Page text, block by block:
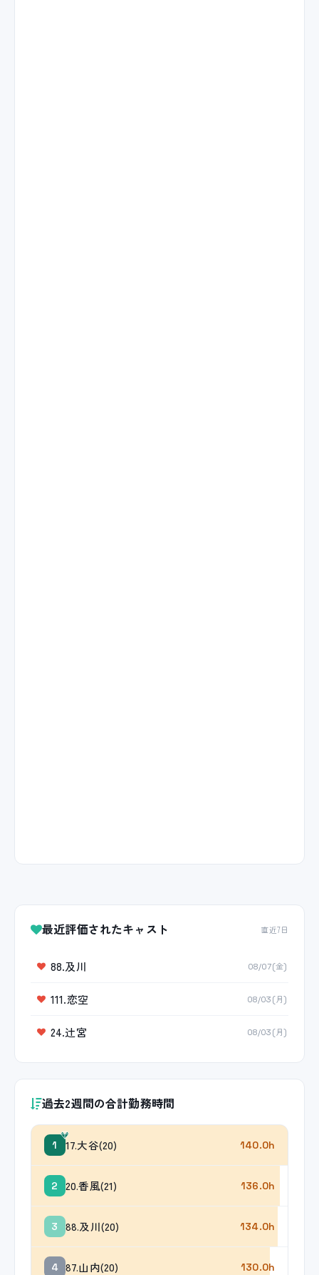
最近評価されたキャスト 直近7日
88.及川 08/07(金)
111.恋空 08/03(月)
24.辻宮 08/03(月)
過去2週間の合計勤務時間
1 17.大谷(20) 140.0h
2 20.香風(21) 136.0h
3 88.及川(20) 134.0h
4 87.山内(20) 130.0h